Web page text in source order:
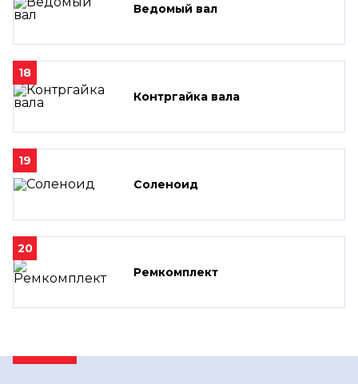
Ведомый вал
18
Контргайка вала
19
Соленоид
20
Ремкомплект